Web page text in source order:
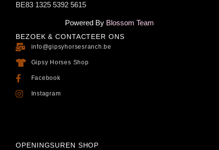
BE83 1325 5392 5615
Powered By Blossom Team
BEZOEK & CONTACTEER ONS
info@gipsyhorsesranch.be
Gipsy Horses Shop
Facebook
Instagram
OPENINGSUREN SHOP